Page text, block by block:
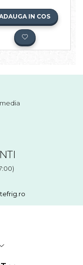
IN COS